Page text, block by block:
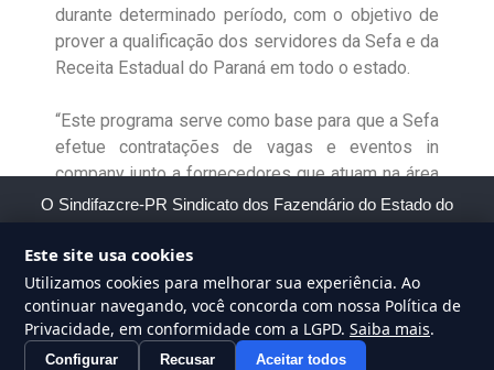
O Sindifazcre-PR Sindicato dos Fazendário do Estado do
experiência de navegação. leia nossa
Privacidade - LGPG - GDPR
RECUSAR PERMITIR
durante determinado período, com o objetivo de
prover a qualificação dos servidores da Sefa e da
Receita Estadual do Paraná em todo o estado.
“Este programa serve como base para que a Sefa
efetue contratações de vagas e eventos in
company junto a fornecedores que atuam na área
de educação corporativa. Ao qualificar seus
compromisso em promover uma gestão pública
mais eficiente e inovadora, beneficiando toda a
sociedade”, esclareceu o diretor da Escola
Fazendária, Mário Brito.
Este site usa cookies
Utilizamos cookies para melhorar sua experiência. Ao
continuar navegando, você concorda com nossa Política de
Privacidade, em conformidade com a LGPD. Saiba mais.
Configurar Recusar Aceitar todos